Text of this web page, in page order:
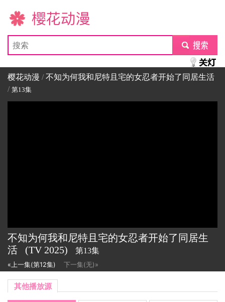
樱花动漫
submit
樱花动漫 /不知为何我和尼特且宅的女忍者开始了同居生活
/ 第13集
不知为何我和尼特且宅的女忍者开始了同居生
活
(TV 2025) 第13集
«上一集(第12集) 下一集(无)»
其他播放源